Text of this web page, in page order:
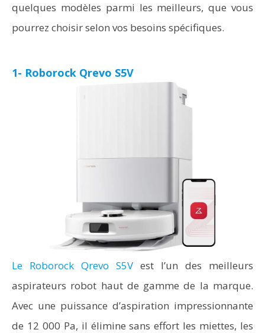
quelques modèles parmi les meilleurs, que vous
pourrez choisir selon vos besoins spécifiques.
1- Roborock Qrevo S5V
Le Roborock Qrevo S5V est l’un des meilleurs
aspirateurs robot haut de gamme de la marque.
Avec une puissance d’aspiration impressionnante
de 12 000 Pa, il élimine sans effort les miettes, les